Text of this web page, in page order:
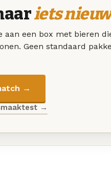
iets
aan een box met bieren
Geen standaard
→
→